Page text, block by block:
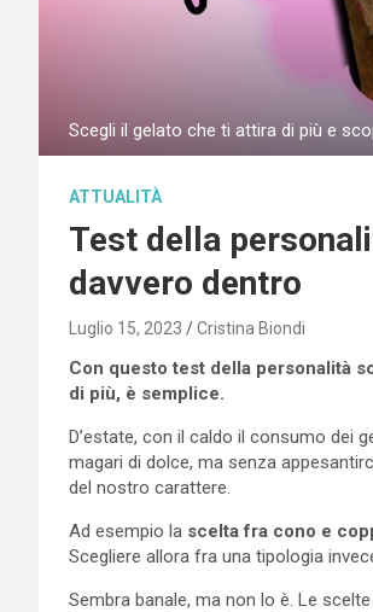
Scegli il gelato che ti attira di più e
ATTUALITÀ
Test della
davvero dentro
Luglio 15, 2023 Cristina Biondi
Con questo test della personalità
di più, è semplice.
D’estate, con il caldo il consumo dei
magari di dolce, ma senza
del nostro carattere.
Ad esempio la scelta fra cono e
Scegliere allora fra una tipologia
Sembra banale, ma non lo è. Le